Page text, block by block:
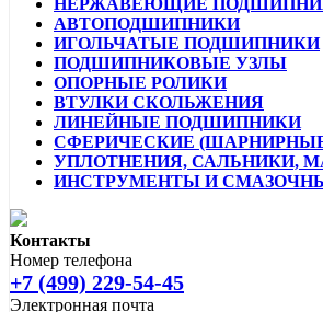
АВТОПОДШИПНИКИ
ИГОЛЬЧАТЫЕ ПОДШИПНИКИ
ПОДШИПНИКОВЫЕ УЗЛЫ
ОПОРНЫЕ РОЛИКИ
ВТУЛКИ СКОЛЬЖЕНИЯ
ЛИНЕЙНЫЕ ПОДШИПНИКИ
СФЕРИЧЕСКИЕ
УПЛОТНЕНИЯ, САЛЬНИКИ,
ИНСТРУМЕНТЫ И
Контакты
Номер телефона
+7 (499) 229-54-45
Электронная почта